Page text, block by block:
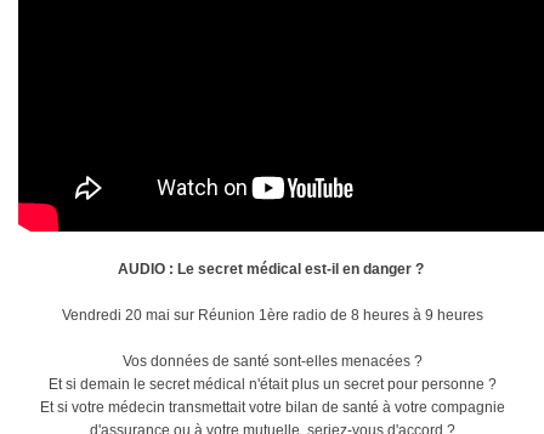
AUDIO : Le secret médical est-il en danger ?
Vendredi 20 mai sur Réunion 1ère radio de 8 heures à 9 heures
Vos données de santé sont-elles menacées ?
Et si demain le secret médical n'était plus un secret pour personne ?
Et si votre médecin transmettait votre bilan de santé à votre compagnie
d'assurance ou à votre mutuelle, seriez-vous d'accord ?